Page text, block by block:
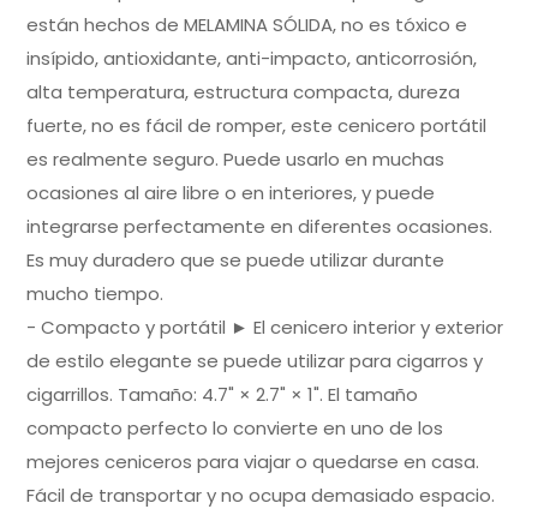
están hechos de MELAMINA SÓLIDA, no es tóxico e
insípido, antioxidante, anti-impacto, anticorrosión,
alta temperatura, estructura compacta, dureza
fuerte, no es fácil de romper, este cenicero portátil
es realmente seguro. Puede usarlo en muchas
ocasiones al aire libre o en interiores, y puede
integrarse perfectamente en diferentes ocasiones.
Es muy duradero que se puede utilizar durante
mucho tiempo.
- Compacto y portátil ► El cenicero interior y exterior
de estilo elegante se puede utilizar para cigarros y
cigarrillos. Tamaño: 4.7" × 2.7" × 1". El tamaño
compacto perfecto lo convierte en uno de los
mejores ceniceros para viajar o quedarse en casa.
Fácil de transportar y no ocupa demasiado espacio.